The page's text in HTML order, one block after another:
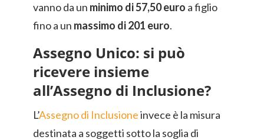
vanno da un minimo di 57,50 euro a figlio
fino a un massimo di 201 euro.
Assegno Unico: si può
ricevere insieme
all’Assegno di Inclusione?
L’Assegno di Inclusioneinvece è la misura
destinata a soggetti sotto la soglia di